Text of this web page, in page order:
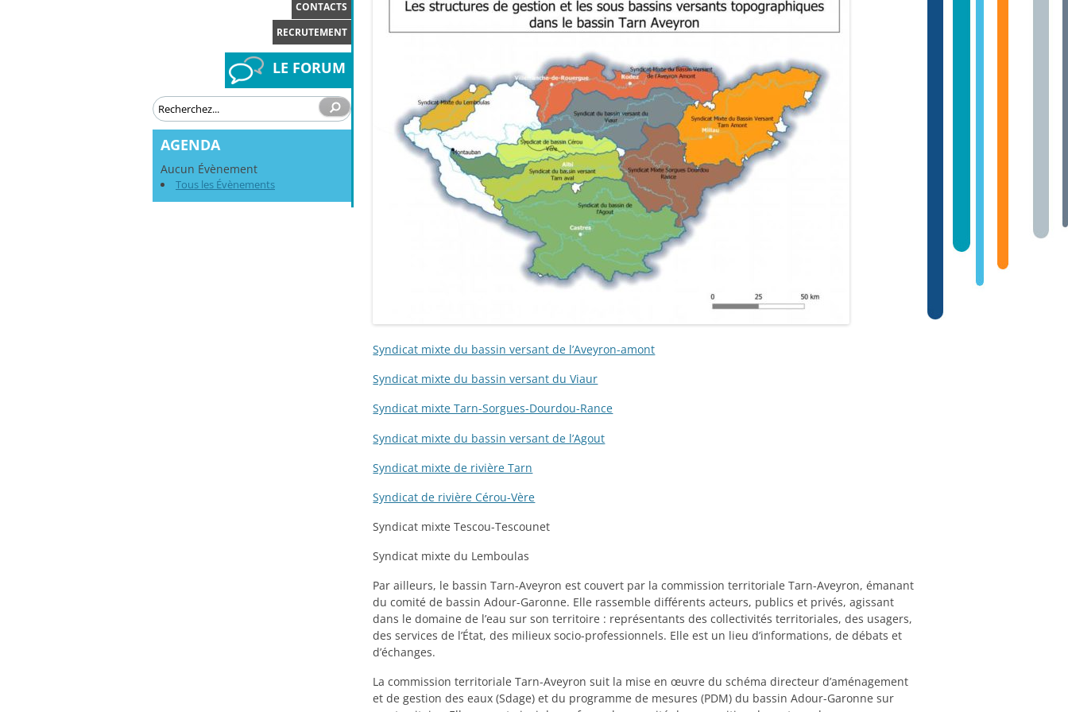
Syndicat mixte du bassin versant de l’Aveyron-amont
Syndicat mixte du bassin versant du Viaur
Syndicat mixte Tarn-Sorgues-Dourdou-Rance
Syndicat mixte du bassin versant de l’Agout
Syndicat mixte de rivière Tarn
Syndicat de rivière Cérou-Vère
Syndicat mixte Tescou-Tescounet
Syndicat mixte du Lemboulas
Par ailleurs, le bassin Tarn-Aveyron est couvert par la commission territoriale Tarn-Aveyron, émanant
du comité de bassin Adour-Garonne. Elle rassemble différents acteurs, publics et privés, agissant
dans le domaine de l’eau sur son territoire : représentants des collectivités territoriales, des usagers,
des services de l’État, des milieux socio-professionnels. Elle est un lieu d’informations, de débats et
d’échanges.
La commission territoriale Tarn-Aveyron suit la mise en œuvre du schéma directeur d’aménagement
et de gestion des eaux (Sdage) et du programme de mesures (PDM) du bassin Adour-Garonne sur
CONTACTS
RECRUTEMENT
LE FORUM
AGENDA
Aucun Évènement
Tous les Évènements